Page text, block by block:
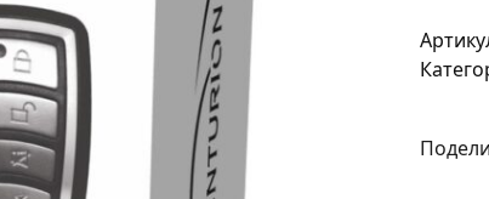
ПАРКОВКЕ
АКСЕССУАРЫ